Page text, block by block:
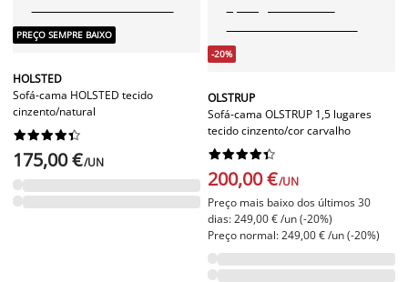
PREÇO SEMPRE BAIXO
HOLSTED
Sofá-cama HOLSTED tecido
cinzento/natural






175,00 €/UN
-20%
OLSTRUP
Sofá-cama OLSTRUP 1,5 lugares
tecido cinzento/cor carvalho






200,00 €/UN
Preço mais baixo dos últimos 30
dias: 249,00 € /un (-20%)
Preço normal: 249,00 € /un (-20%)